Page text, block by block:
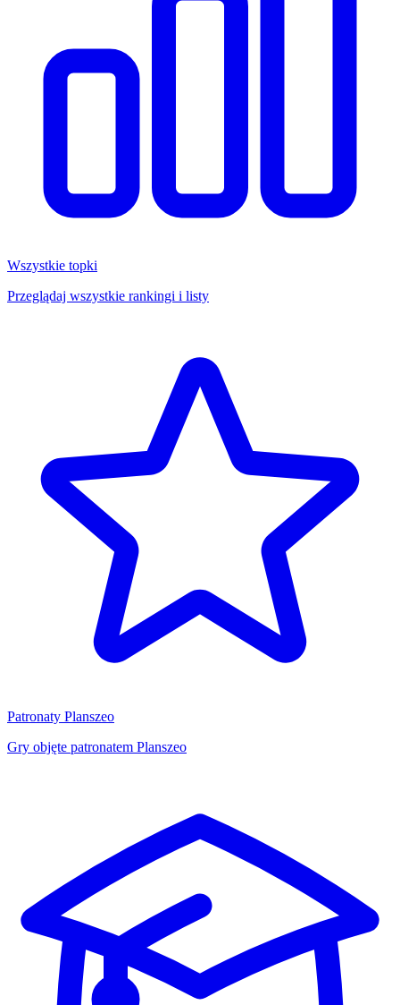
Wszystkie topki
Przeglądaj wszystkie rankingi i listy
Patronaty Planszeo
Gry objęte patronatem Planszeo